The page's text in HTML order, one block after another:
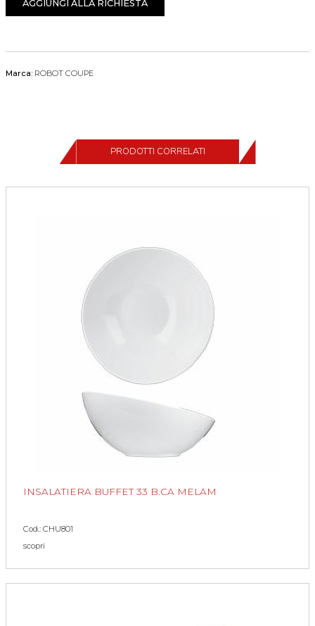
AGGIUNGI ALLA RICHIESTA
Marca: ROBOT COUPE
PRODOTTI CORRELATI
INSALATIERA BUFFET 33 B.CA MELAM
Cod.: CHU801
scopri